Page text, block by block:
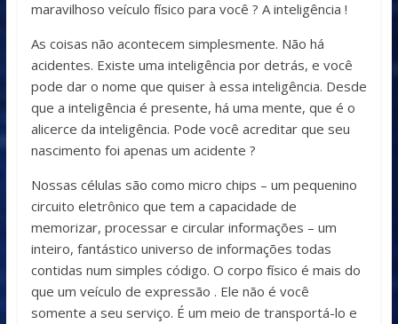
maravilhoso veículo físico para você ? A inteligência !
As coisas não acontecem simplesmente. Não há
acidentes. Existe uma inteligência por detrás, e você
pode dar o nome que quiser à essa inteligência. Desde
que a inteligência é presente, há uma mente, que é o
alicerce da inteligência. Pode você acreditar que seu
nascimento foi apenas um acidente ?
Nossas células são como micro chips – um pequenino
circuito eletrônico que tem a capacidade de
memorizar, processar e circular informações – um
inteiro, fantástico universo de informações todas
contidas num simples código. O corpo físico é mais do
que um veículo de expressão . Ele não é você
somente a seu serviço. É um meio de transportá-lo e